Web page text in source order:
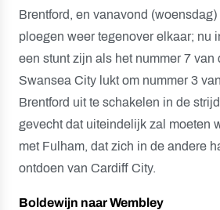
Brentford, en vanavond
ploegen weer tegenover elkaar; nu
een stunt zijn als het nummer 7
Swansea City lukt om nummer 3
Brentford uit te schakelen in de
gevecht dat uiteindelijk zal moeten
met Fulham, dat zich in de andere
ontdoen van Cardiff City.
Boldewijn naar Wembley